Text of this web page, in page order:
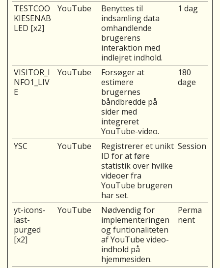
TESTCOO
KIESENAB
LED [x2]
YouTube
Benyttes til
indsamling data
omhandlende
brugerens
interaktion med
indlejret indhold.
1 dag
VISITOR_I
NFO1_LIV
E
YouTube
Forsøger at
estimere
brugernes
båndbredde på
sider med
integreret
YouTube-video.
180
dage
YSC YouTube
Registrerer et unikt
ID for at føre
statistik over hvilke
videoer fra
YouTube brugeren
har set.
Session
yt-icons-
last-
purged
[x2]
YouTube
Nødvendig for
implementeringen
og funtionaliteten
af YouTube video-
indhold på
hjemmesiden.
Perma
nent